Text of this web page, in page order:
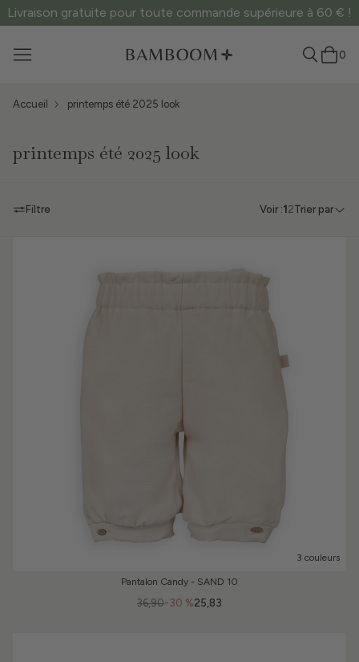
Livraison gratuite pour toute commande supérieure à 60 € !
0
Accueil printemps été 2025 look
printemps été 2025 look
Filtre Voir :1 2Trier par
3 couleurs
Pantalon Candy - SAND 10
-30 %
36,90 25,83